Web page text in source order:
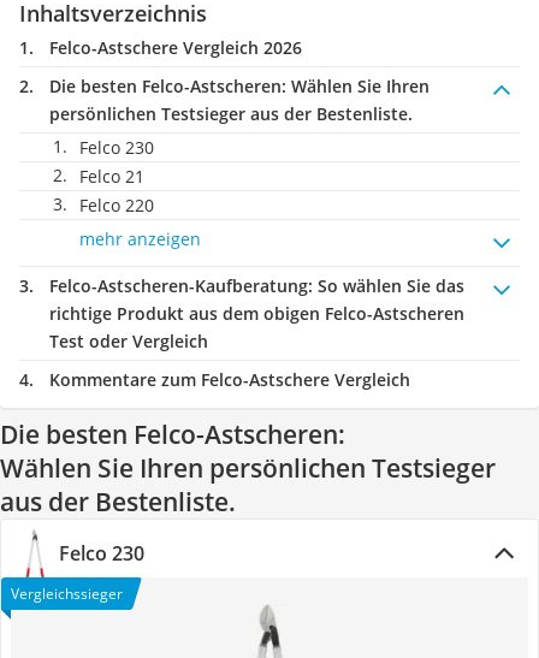
Inhaltsverzeichnis
Felco-Astschere Vergleich 2026
Die besten Felco-Astscheren: Wählen Sie Ihren
persönlichen Testsieger aus der Bestenliste.
Felco 230
Felco 21
Felco 220
mehr anzeigen
Felco-Astscheren-Kaufberatung: So wählen Sie das
richtige Produkt aus dem obigen Felco-Astscheren
Test oder Vergleich
Kommentare zum Felco-Astschere Vergleich
Die besten Felco-Astscheren:
Wählen Sie Ihren persönlichen Testsieger
aus der Bestenliste.
Felco 230
Vergleichssieger